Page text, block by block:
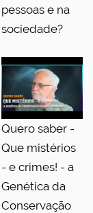
pessoas e na
sociedade?
Quero saber -
Que mistérios
- e crimes! - a
Genética da
Conservação